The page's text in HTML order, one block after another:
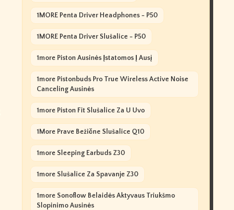
1MORE Penta Driver Headphones - P50
1MORE Penta Driver Slušalice - P50
1more Piston Ausinės Įstatomos Į Ausį
1more Pistonbuds Pro True Wireless Active Noise
Canceling Ausinės
1more Piston Fit Slušalice Za U Uvo
1More Prave Bežične Slušalice Q10
1more Sleeping Earbuds Z30
1more Slušalice Za Spavanje Z30
1more Sonoflow Belaidės Aktyvaus Triukšmo
Slopinimo Ausinės